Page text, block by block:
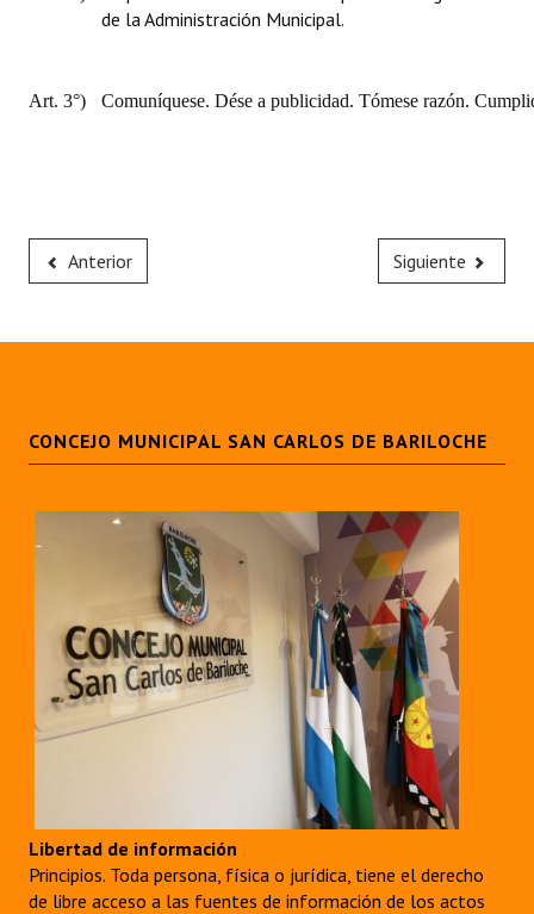
de la Administración Municipal.
Art. 3°) Comuníquese. Dése a publicidad. Tómese razón.
Anterior Siguiente
CONCEJO MUNICIPAL SAN CARLOS DE BARILOCHE
Libertad de información
Principios. Toda persona, física o jurídica, tiene el derecho
de libre acceso a las fuentes de información de los actos